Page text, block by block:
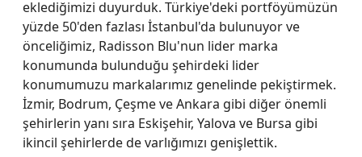
eklediğimizi duyurduk. Türkiye'deki portföyümüzün
yüzde 50'den fazlası İstanbul'da bulunuyor ve
önceliğimiz, Radisson Blu'nun lider marka
konumunda bulunduğu şehirdeki lider
konumumuzu markalarımız genelinde pekiştirmek.
İzmir, Bodrum, Çeşme ve Ankara gibi diğer önemli
şehirlerin yanı sıra Eskişehir, Yalova ve Bursa gibi
ikincil şehirlerde de varlığımızı genişlettik.